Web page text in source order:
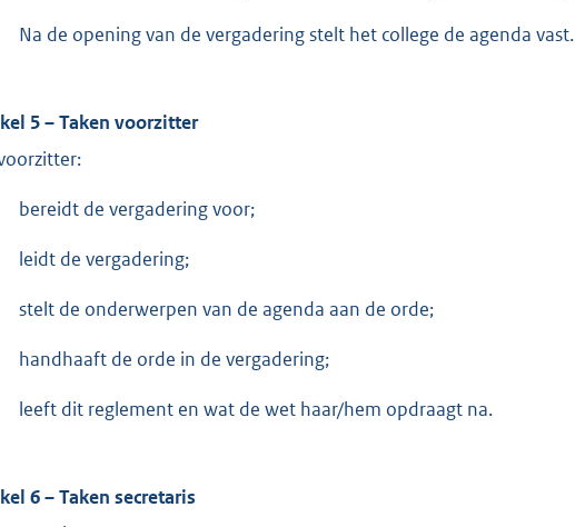
Na de opening van de vergadering stelt het college de agenda vast.
5 – Taken voorzitter
bereidt de vergadering voor;
leidt de vergadering;
stelt de onderwerpen van de agenda aan de orde;
handhaaft de orde in de vergadering;
leeft dit reglement en wat de wet haar/hem opdraagt na.
6 – Taken secretaris